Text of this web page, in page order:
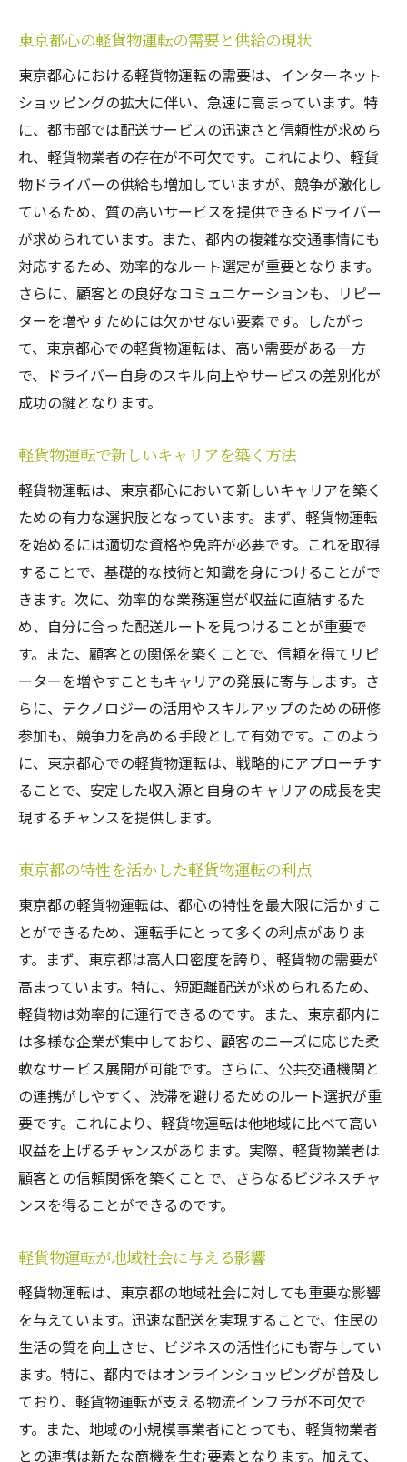
必要な車両と保険選びの基礎知識
効率的な資金計画とコスト管理方法
地域コミュニティとの連携によるビジネス
拡大
トラブルを未然に防ぐためのリスク管理
東京都での軽貨物運転を成功させるための実践
的な秘訣
成功するドライバーの習慣を身につける
ネットワーク構築がもたらすビジネスチャ
ンス
競争に打ち勝つための差別化戦略
継続的なスキルアップの重要性
顧客フィードバックを活かしたサービス改
交通事情を理解し軽貨物運転で東京都の街を攻
略する方法
東京都の主要道路と交差点の特性を理解す
る
公共交通機関との連携を考慮した運転戦略
交通情報をリアルタイムで活用する方法
日常の交通パターンを分析する重要性
イベント時の特別な交通対策
違反を避けるための法令遵守のポイント
東京都心での軽貨物業務をスムーズにするため
の戦略とは
ップ
技術ツールを活用した業務改善のアイデア
チームワークで業務を加速する方法
軽貨物業務の生産性を上げるためのコツ
顧客要求に応えるための柔軟な対応力
業務の質を保つための品質管理
軽貨物運転の成功を東京都心で導くために必要
なスキルと心構え
プロフェッショナルとしての自覚を持つ
効果的な問題解決スキルの養成
変化の激しい環境での適応力を高める
ストレス管理と自己モチベーションの維持
ング
業界の変化を先取りするための情報収集
東京都心の軽貨物運転の需要と供給の現状
東京都心における軽貨物運転の需要は、インターネット
ショッピングの拡大に伴い、急速に高まっています。特
に、都市部では配送サービスの迅速さと信頼性が求めら
れ、軽貨物業者の存在が不可欠です。これにより、軽貨
物ドライバーの供給も増加していますが、競争が激化し
ているため、質の高いサービスを提供できるドライバー
が求められています。また、都内の複雑な交通事情にも
対応するため、効率的なルート選定が重要となります。
さらに、顧客との良好なコミュニケーションも、リピー
ターを増やすためには欠かせない要素です。したがっ
て、東京都心での軽貨物運転は、高い需要がある一方
で、ドライバー自身のスキル向上やサービスの差別化が
成功の鍵となります。
軽貨物運転で新しいキャリアを築く方法
軽貨物運転は、東京都心において新しいキャリアを築く
ための有力な選択肢となっています。まず、軽貨物運転
を始めるには適切な資格や免許が必要です。これを取得
することで、基礎的な技術と知識を身につけることがで
きます。次に、効率的な業務運営が収益に直結するた
め、自分に合った配送ルートを見つけることが重要で
す。また、顧客との関係を築くことで、信頼を得てリピ
ーターを増やすこともキャリアの発展に寄与します。さ
らに、テクノロジーの活用やスキルアップのための研修
参加も、競争力を高める手段として有効です。このよう
に、東京都心での軽貨物運転は、戦略的にアプローチす
ることで、安定した収入源と自身のキャリアの成長を実
現するチャンスを提供します。
東京都の特性を活かした軽貨物運転の利点
東京都の軽貨物運転は、都心の特性を最大限に活かすこ
とができるため、運転手にとって多くの利点がありま
す。まず、東京都は高人口密度を誇り、軽貨物の需要が
高まっています。特に、短距離配送が求められるため、
軽貨物は効率的に運行できるのです。また、東京都内に
は多様な企業が集中しており、顧客のニーズに応じた柔
軟なサービス展開が可能です。さらに、公共交通機関と
の連携がしやすく、渋滞を避けるためのルート選択が重
要です。これにより、軽貨物運転は他地域に比べて高い
収益を上げるチャンスがあります。実際、軽貨物業者は
顧客との信頼関係を築くことで、さらなるビジネスチャ
ンスを得ることができるのです。
軽貨物運転が地域社会に与える影響
軽貨物運転は、東京都の地域社会に対しても重要な影響
を与えています。迅速な配送を実現することで、住民の
生活の質を向上させ、ビジネスの活性化にも寄与してい
ます。特に、都内ではオンラインショッピングが普及し
ており、軽貨物運転が支える物流インフラが不可欠で
す。また、地域の小規模事業者にとっても、軽貨物業者
との連携は新たな商機を生む要素となります。加えて、